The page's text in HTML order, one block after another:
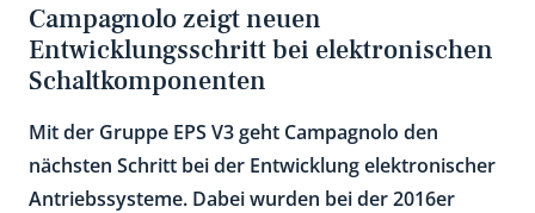
Campagnolo zeigt neuen
Entwicklungsschritt bei elektronischen
Schaltkomponenten
Mit der Gruppe EPS V3 geht Campagnolo den
nächsten Schritt bei der Entwicklung elektronischer
Antriebssysteme. Dabei wurden bei der 2016er